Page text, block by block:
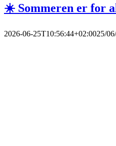
☀️ Sommeren er for
2026-06-25T10:56:44+02:0025/